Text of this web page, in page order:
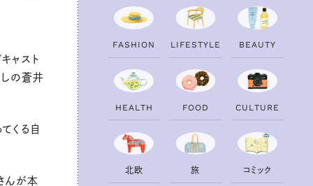
ャスト
しの蒼井
くる自
んが本
FAS H ION LI FESTYLE B EAUTY
H EALTH FOOD CU LTU RE
北欧 旅 コ ミ ック